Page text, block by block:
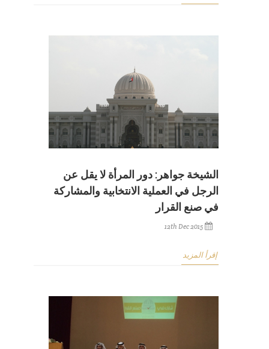
الشيخة جواهر: دور المرأة لا يقل عن
الرجل في العملية الانتخابية والمشاركة
في صنع القرار
12th Dec 2015
إقرأ المزيد